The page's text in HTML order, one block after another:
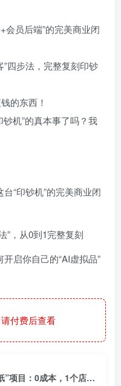
会员后端”的完美商业闭
四步法，完整复刻印钞
的东西！
机”的真本事了吗？我
“印钞机”的完美商业闭
，从0到1完整复刻
启你自己的“AI虚拟品”
付费后查看
AI绘画怎么赚钱？2025年“手机壁纸”项目：0成本，1个店狂卖3.2万单！(小红书)